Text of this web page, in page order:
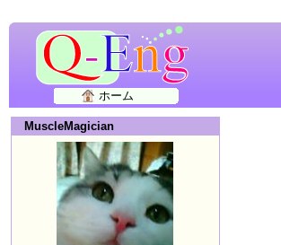
ホーム
MuscleMagician